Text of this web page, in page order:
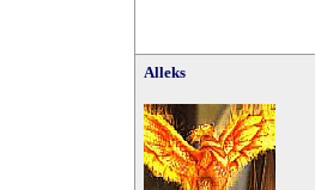
Alleks